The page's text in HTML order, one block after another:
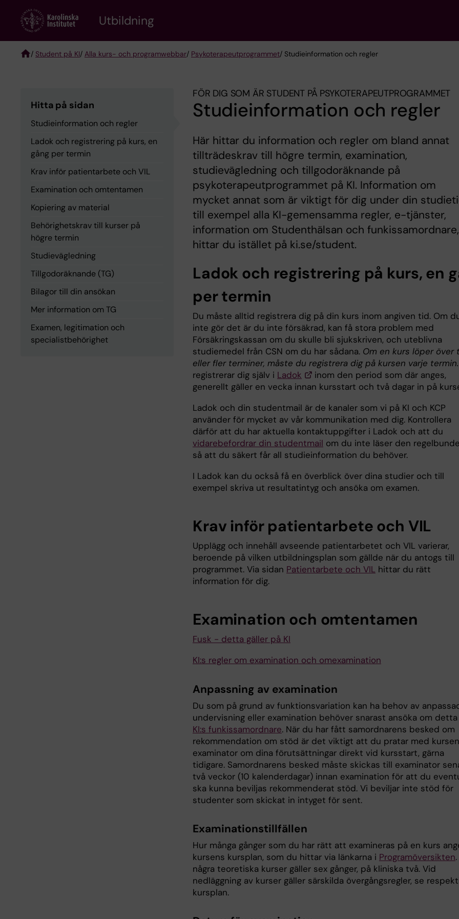
content
Utbildning
/ Student på KI/ Alla kurs- och programwebbar/ Psykoterapeut­programmet/ Studieinformation och regler
Hitta på sidan
Studieinformation och regler
Ladok och registrering på kurs, en
gång per termin
Krav inför patientarbete och VIL
Examination och omtentamen
Kopiering av material
Behörighetskrav till kurser på
högre termin
Studievägledning
Tillgodoräknande (TG)
Bilagor till din ansökan
Mer information om TG
Examen, legitimation och
specialistbehörighet
FÖR DIG SOM ÄR STUDENT PÅ PSYKOTERAPEUT­PROGRAMMET
Studieinformation och regler
Här hittar du information och regler om bland annat
tillträdeskrav till högre termin, examination,
studievägledning och tillgodoräknande på
psykoterapeutprogrammet på KI. Information om
mycket annat som är viktigt för dig under din
till exempel alla KI-gemensamma regler, e-tjänster,
information om Studenthälsan och funkissamordnare,
hittar du istället på ki.se/student.
Ladok och registrering på kurs, en
per termin
Du måste alltid registrera dig på din kurs inom angiven tid. Om
inte gör det är du inte försäkrad, kan få stora problem med
Försäkringskassan om du skulle bli sjukskriven, och uteblivna
studiemedel från CSN om du har sådana. Om en kurs löper över
eller fler terminer, måste du registrera dig på kursen varje termin.
registrerar dig själv i Ladok
inom den period som där anges,
generellt gäller en vecka innan kursstart och två dagar in på
Ladok och din studentmail är de kanaler som vi på KI och KCP
använder för mycket av vår kommunikation med dig. Kontrollera
därför att du har aktuella kontaktuppgifter i Ladok och att du
vidarebefordrar din studentmail om du inte läser den
så att du säkert får all studieinformation du behöver.
I Ladok kan du också få en överblick över dina studier och till
exempel skriva ut resultatintyg och ansöka om examen.
Krav inför patientarbete och VIL
Upplägg och innehåll avseende patientarbetet och VIL varierar,
beroende på vilken utbildningsplan som gällde när du antogs till
programmet. Via sidan Patientarbete och VIL hittar du rätt
information för dig.
Examination och omtentamen
Fusk - detta gäller på KI
KI:s regler om examination och omexamination
Anpassning av examination
Du som på grund av funktionsvariation kan ha behov av
undervisning eller examination behöver snarast ansöka om detta
KI:s funkissamordnare. När du har fått samordnarens besked om
rekommendation om stöd är det viktigt att du pratar med
examinator om dina förutsättningar direkt vid kursstart, gärna
tidigare. Samordnarens besked måste skickas till examinator
två veckor (10 kalenderdagar) innan examination för att du
ska kunna beviljas rekommenderat stöd. Vi beviljar inte stöd för
studenter som skickat in intyget för sent.
Examinationstillfällen
Hur många gånger som du har rätt att examineras på en kurs
kursens kursplan, som du hittar via länkarna i Programöversikten
några teoretiska kurser gäller sex gånger, på kliniska två. Vid
nedläggning av kurser gäller särskilda övergångsregler, se
kursplan.